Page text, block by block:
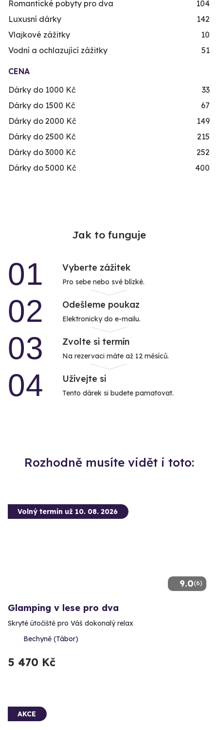
Romantické pobyty pro dva
104
Luxusní dárky
142
Vlajkové zážitky
10
Vodní a ochlazující zážitky
51
CENA
Dárky do 1000 Kč
33
Dárky do 1500 Kč
67
Dárky do 2000 Kč
149
Dárky do 2500 Kč
215
Dárky do 3000 Kč
252
Dárky do 5000 Kč
400
Jak to funguje
01 Vyberte zážitek
Pro sebe nebo své blízké.
02 Odešleme poukaz
Elektronicky do e-mailu.
03 Zvolte si termín
Na rezervaci máte až 12 měsíců.
04 Užívejte si
Tento dárek si budete pamatovat.
Rozhodně musíte vidět i toto:
9.0(6)
Volný termín už 10. 08. 2026
Glamping v lese pro dva
Skryté útočiště pro Váš dokonalý relax
Bechyně (Tábor)
5 470 Kč
AKCE